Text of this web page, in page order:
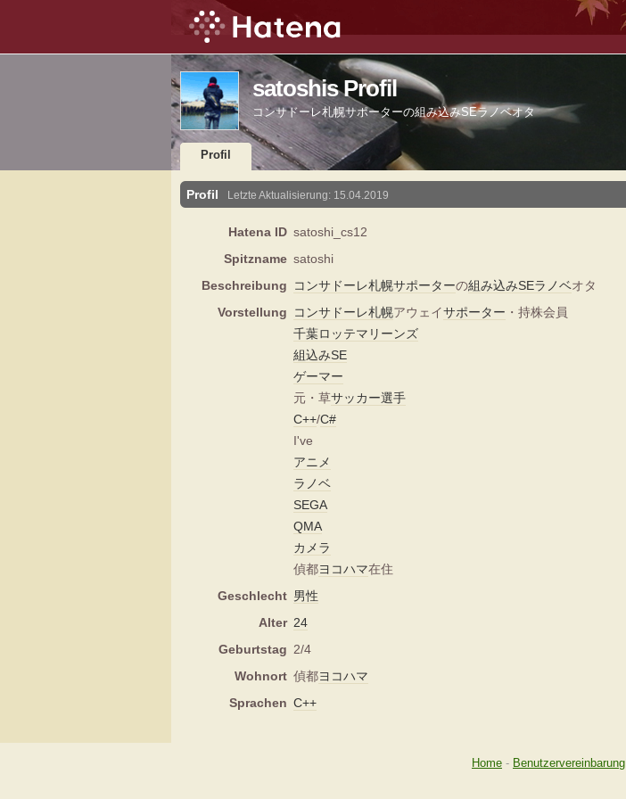
satoshis Profil
コンサドーレ札幌サポーターの組み込みSEラノベオタ
Profil
Profil Letzte Aktualisierung: 15.04.2019
Hatena ID satoshi_cs12
Spitzname satoshi
Beschreibung
コンサドーレ札幌サポーターの組み込みSEラノベオタ
Vorstellung
コンサドーレ札幌アウェイサポーター ・持株会員
千葉ロッテマリーンズ
組込みSE
ゲーマー
元・草サッカー選手
C++/C#
I've
アニメ
ラノベ
SEGA
QMA
カメラ
偵都ヨコハマ在住
Geschlecht 男性
Alter 24
Geburtstag 2/4
Wohnort 偵都ヨコハマ
Sprachen C++
Home - Benutzervereinbarung